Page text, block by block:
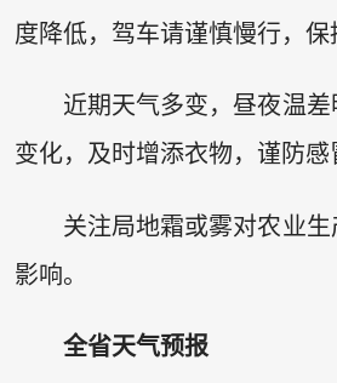
度降低，驾车请谨慎慢行，保
近期天气多变，昼夜温
变化，及时增添衣物，谨防感
关注局地霜或雾对农业生
影响。
全省天气预报